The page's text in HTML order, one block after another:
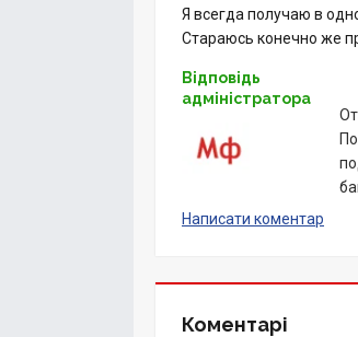
Я всегда получаю в
Стараюсь конечно же
Відповідь
адміністратора
Написати коментар
Коментарі